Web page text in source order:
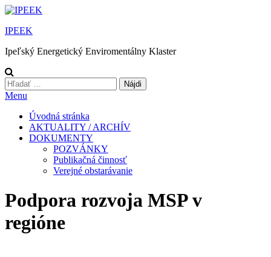
Preskočiť
obsah
IPEEK
Ipeľský Energetický Enviromentálny Klaster
Hľadať:
Menu
Úvodná stránka
AKTUALITY / ARCHÍV
DOKUMENTY
POZVÁNKY
Publikačná činnosť
Verejné obstarávanie
Podpora rozvoja MSP v
regióne